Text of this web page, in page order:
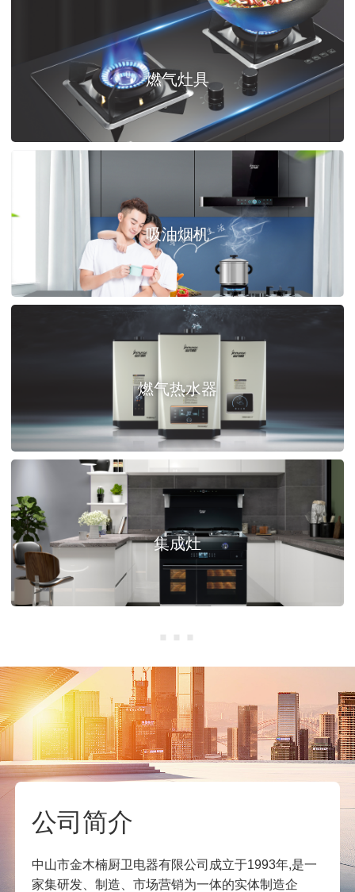
燃气灶具
吸油烟机
燃气热水器
集成灶
公司简介
中山市金木楠厨卫电器有限公司成立于1993年,是一
家集研发、制造、市场营销为一体的实体制造企